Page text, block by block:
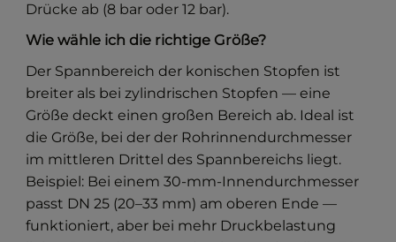
Drücke ab (8 bar oder 12 bar).
Wie wähle ich die richtige Größe?
Der Spannbereich der konischen Stopfen ist
breiter als bei zylindrischen Stopfen — eine
Größe deckt einen großen Bereich ab. Ideal ist
die Größe, bei der der Rohrinnendurchmesser
im mittleren Drittel des Spannbereichs liegt.
Beispiel: Bei einem 30-mm-Innendurchmesser
passt DN 25 (20–33 mm) am oberen Ende —
funktioniert, aber bei mehr Druckbelastung